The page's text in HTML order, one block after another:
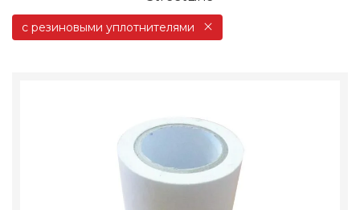
с резиновыми уплотнителями